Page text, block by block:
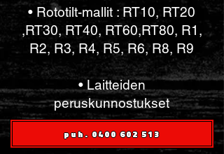
• Rototilt-mallit : RT10, RT20
,RT30, RT40, RT60,RT80, R1,
R2, R3, R4, R5, R6, R8, R9
• Laitteiden
peruskunnostukset
puh. 0400 602 513